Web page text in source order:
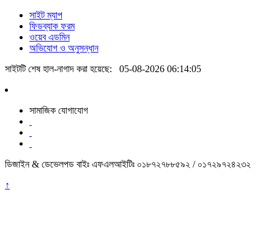
সাইট ম্যাপ
ফিডব্যাক ফরম
ওয়েব এডমিন
অভিযোগ ও অনুসন্ধান
সাইটটি শেষ হাল-নাগাদ করা হয়েছে: 05-08-2026 06:14:05
সামাজিক যোগাযোগ
ডিজাইন & ডেভেলপড বাইঃ এফএলআইটিঃ ০১৮৭২৭৮৮৫৯২ / ০১৭২৯৭২৪২৩২
↑